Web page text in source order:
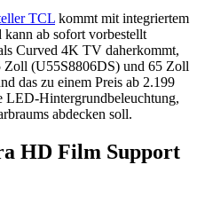
TCL kommt mit integriertem
ab sofort vorbestellt
Curved 4K TV daherkommt,
(U55S8806DS) und 65 Zoll
das zu einem Preis ab 2.199
LED-Hintergrundbeleuchtung,
abdecken soll.
HD Film Support